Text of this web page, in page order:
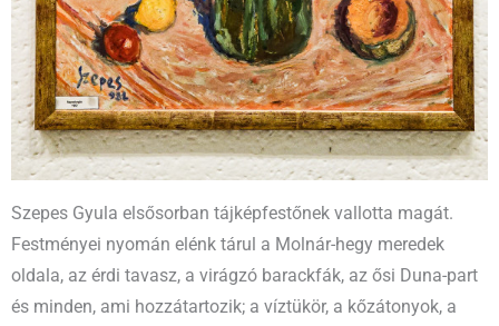
Szepes Gyula elsősorban tájképfestőnek vallotta magát.
Festményei nyomán elénk tárul a Molnár-hegy meredek
oldala, az érdi tavasz, a virágzó barackfák, az ősi Duna-part
és minden, ami hozzátartozik; a víztükör, a kőzátonyok, a